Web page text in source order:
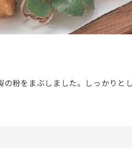
粉をまぶしました。しっかりと